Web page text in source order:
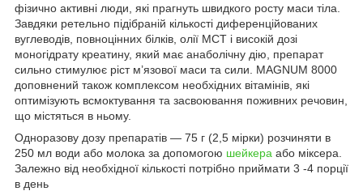
фізично активні люди, які прагнуть швидкого росту маси тіла.
Завдяки ретельно підібраній кількості диференційованих
вуглеводів, повноцінних білків, олії MCT і високій дозі
моногідрату креатину, який має анаболічну дію, препарат
сильно стимулює ріст м’язової маси та сили. MAGNUM 8000
доповнений також комплексом необхідних вітамінів, які
оптимізують всмоктування та засвоювання поживних речовин,
що містяться в ньому.
Одноразову дозу препаратів — 75 г (2,5 мірки) розчиняти в
250 мл води або молока за допомогою шейкера або міксера.
Залежно від необхідної кількості потрібно приймати 3 -4 порції
в день